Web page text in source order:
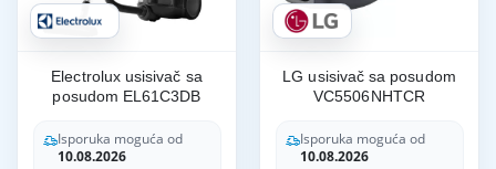
Electrolux usisivač sa
posudom EL61C3DB
Isporuka moguća od
10.08.2026
LG usisivač sa posudom
VC5506NHTCR
Isporuka moguća od
10.08.2026